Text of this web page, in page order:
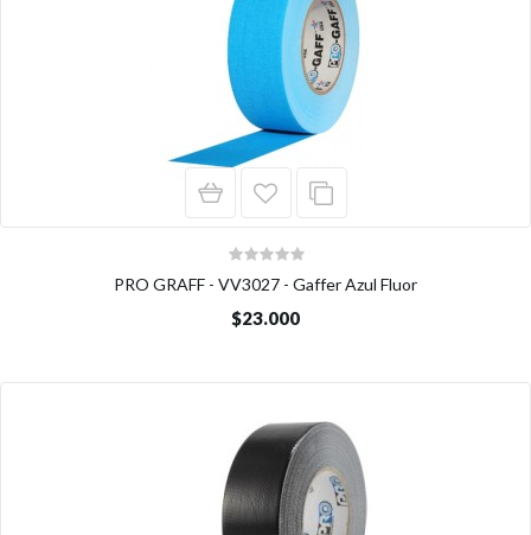
PRO GRAFF - VV3027 - Gaffer Azul Fluor
$23.000